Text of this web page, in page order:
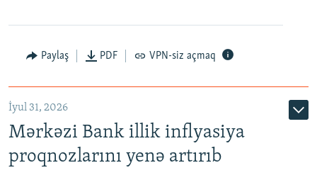
Paylaş PDF VPN-siz açmaq
İyul 31, 2026
Mərkəzi Bank illik inflyasiya
proqnozlarını yenə artırıb